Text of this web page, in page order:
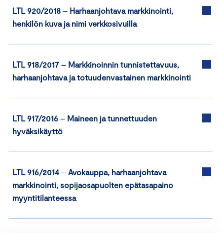
LTL 920/2018 – Harhaanjohtava markkinointi,
henkilön kuva ja nimi verkkosivuilla
LTL 918/2017 – Markkinoinnin tunnistettavuus,
harhaanjohtava ja totuudenvastainen markkinointi
LTL 917/2016 – Maineen ja tunnettuuden
hyväksikäyttö
LTL 916/2014– Avokauppa, harhaanjohtava
markkinointi, sopijaosapuolten epätasapaino
myyntitilanteessa